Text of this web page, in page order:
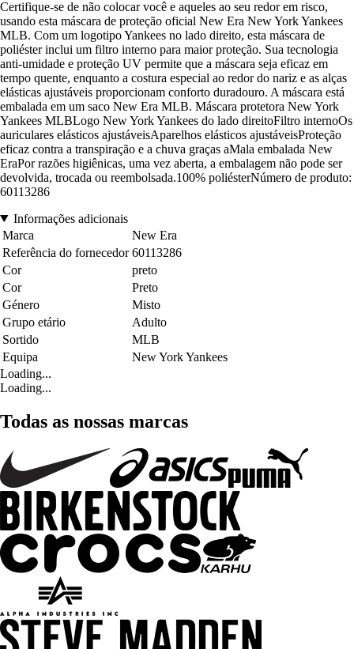
Certifique-se de não colocar você e aqueles ao seu redor em risco,
usando esta máscara de proteção oficial New Era New York Yankees
MLB. Com um logotipo Yankees no lado direito, esta máscara de
poliéster inclui um filtro interno para maior proteção. Sua tecnologia
anti-umidade e proteção UV permite que a máscara seja eficaz em
tempo quente, enquanto a costura especial ao redor do nariz e as alças
elásticas ajustáveis proporcionam conforto duradouro. A máscara está
embalada em um saco New Era MLB. Máscara protetora New York
Yankees MLBLogo New York Yankees do lado direitoFiltro internoOs
auriculares elásticos ajustáveisAparelhos elásticos ajustáveisProteção
eficaz contra a transpiração e a chuva graças aMala embalada New
EraPor razões higiênicas, uma vez aberta, a embalagem não pode ser
devolvida, trocada ou reembolsada.100% poliésterNúmero de produto:
60113286
Informações adicionais
Marca
New Era
Referência do fornecedor 60113286
Cor
preto
Cor
Preto
Género
Misto
Grupo etário
Adulto
Sortido
MLB
Equipa
New York Yankees
Loading...
Loading...
Todas as nossas marcas